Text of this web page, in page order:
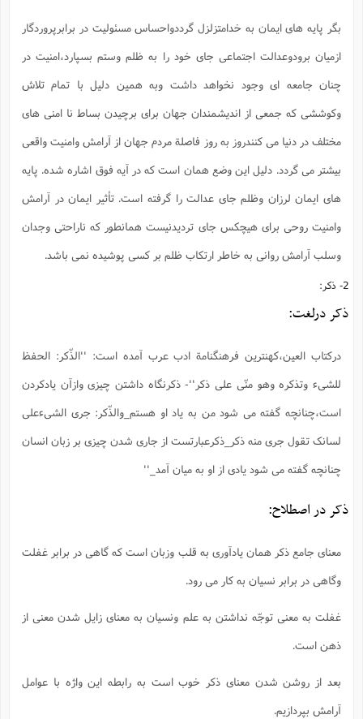
بگر پایه های ایمان به خدامتزلزل گرددواحساس مسئولیت در برابرپروردگار
ازمیان برودوعدالت اجتماعی جای خود را به ظلم وستم بسپارد،امنیت در
چنان جامعه ای وجود نخواهد داشت وبه همین دلیل با تمام تلاش
وکوششی که جمعی از اندیشمندان جهان برای برچیدن بساط نا امنی های
مختلف در دنیا می کنندروز به روز فاصلة مردم جهان از آرامش وامنیت واقعی
بیشتر می گردد. دلیل این وضع همان است که در آیه فوق اشاره شده. پایه
های ایمان لرزان وظلم جای عدالت را گرفته است. تأثیر ایمان در آرامش
وامنیت روحی برای هیچکس جای تردیدنیست همانطور که ناراحتی وجدان
وسلب آرامش روانی به خاطر ارتکاب ظلم بر کسی پوشیده نمی باشد.
2- ذکر:
ذکر درلغت:
درکتاب العین،کهنترین فرهنگنامة ادب عرب آمده است: ''الذّکر: الحفظ
للشیء وتذکره وهو منّی علی ذکر''- ‌ذکرنگاه داشتن چیزی وازآن یادکردن
است،چنانچه گفته می شود من به یاد او هستم_والذّکر: جری الشیءعلی
لسانک تقول جری منه ذکر_ذکرعبارتست از جاری شدن چیزی بر زبان انسان
چنانچه گفته می شود یادی از او به میان آمد_''
ذکر در اصطلاح:
معنای جامع ذکر همان یادآوری به قلب وزبان است که گاهی در برابر غفلت
وگاهی در برابر نسیان به کار می رود.
غفلت به معنی توجّه نداشتن به علم ونسیان به معنای زایل شدن معنی از
ذهن است.
بعد از روشن شدن معنای ذکر خوب است به رابطه این واژه با عوامل
آرامش بپردازیم.